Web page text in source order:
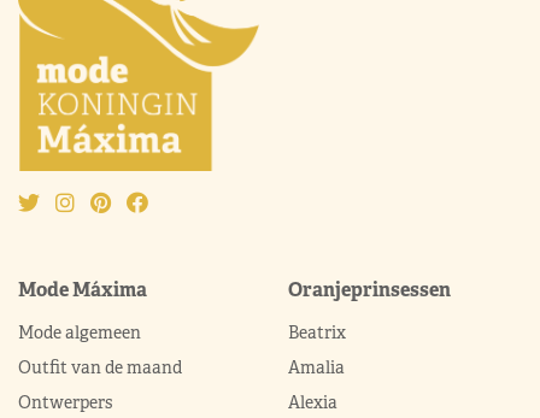
Mode Máxima
Mode algemeen
Outfit van de maand
Ontwerpers
Oranjeprinsessen
Beatrix
Amalia
Alexia